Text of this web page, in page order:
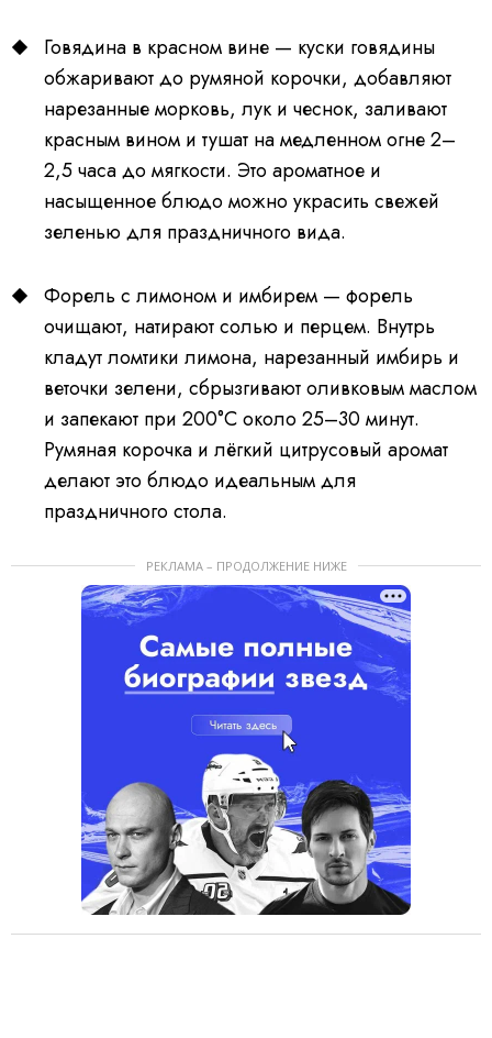
Говядина в красном вине — куски говядины
обжаривают до румяной корочки, добавляют
нарезанные морковь, лук и чеснок, заливают
красным вином и тушат на медленном огне 2–
2,5 часа до мягкости. Это ароматное и
насыщенное блюдо можно украсить свежей
зеленью для праздничного вида.
Форель с лимоном и имбирем — форель
очищают, натирают солью и перцем. Внутрь
кладут ломтики лимона, нарезанный имбирь и
веточки зелени, сбрызгивают оливковым маслом
и запекают при 200°C около 25–30 минут.
Румяная корочка и лёгкий цитрусовый аромат
делают это блюдо идеальным для
праздничного стола.
РЕКЛАМА – ПРОДОЛЖЕНИЕ НИЖЕ